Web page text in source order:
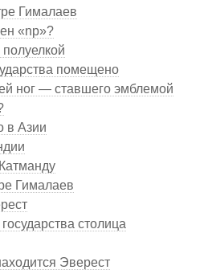
Гималаев
«np»?
помещено
ног — ставшего эмблемой
в Азии
Гималаев
столица
Эверест